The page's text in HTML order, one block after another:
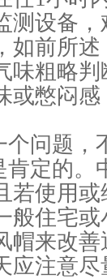
测设备
如前所
味粗略
或憋闷
个问题，
肯定的。
若使用
般住宅
帽来改
应注意